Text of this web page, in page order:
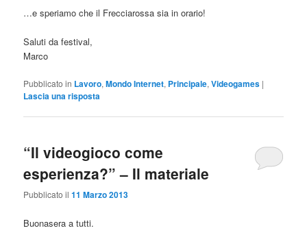
…e speriamo che il Frecciarossa sia in orario!
Saluti da festival,
Marco
Pubblicato in Lavoro,Mondo Internet, Principale,Videogames |
Lascia una risposta
“Il videogioco come
esperienza?” – Il materiale
Pubblicato il11 Marzo 2013
Buonasera a tutti.